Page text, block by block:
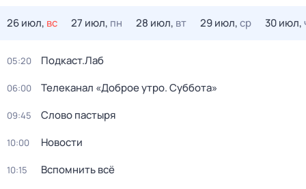
26 июл, вс 27 июл, пн 28 июл, вт 29 июл,ср 30 июл,
05:20 Подкаст.Лаб
06:00 Телеканал «Доброе утро. Суббота»
09:45 Слово пастыря
10:00 Новости
10:15 Вспомнить всё